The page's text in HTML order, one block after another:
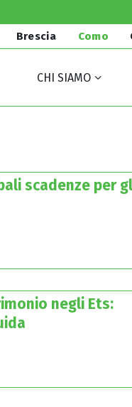
Brescia Como
CHI SIAMO
scadenze per
negli Ets: